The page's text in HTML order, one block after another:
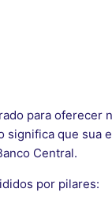
para oferecer
significa que sua
Central.
por pilares: